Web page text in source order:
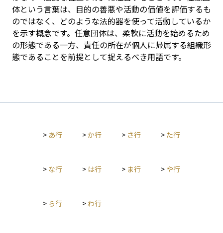
体という言葉は、目的の善悪や活動の価値を評価するも
のではなく、どのような法的器を使って活動しているか
を示す概念です。任意団体は、柔軟に活動を始めるため
の形態である一方、責任の所在が個人に帰属する組織形
態であることを前提として捉えるべき用語です。
> あ行 >か行 > さ行 > た行
> な行 > は行 > ま行 > や行
> ら行 > わ行